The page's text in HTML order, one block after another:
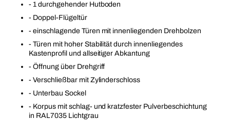
- 1 durchgehender Hutboden
- Doppel-Flügeltür
- einschlagende Türen mit innenliegenden Drehbolzen
- Türen mit hoher Stabilität durch innenliegendes
Kastenprofil und allseitiger Abkantung
- Öffnung über Drehgriff
- Verschließbar mit Zylinderschloss
- Unterbau Sockel
- Korpus mit schlag- und kratzfester Pulverbeschichtung
in RAL7035 Lichtgrau